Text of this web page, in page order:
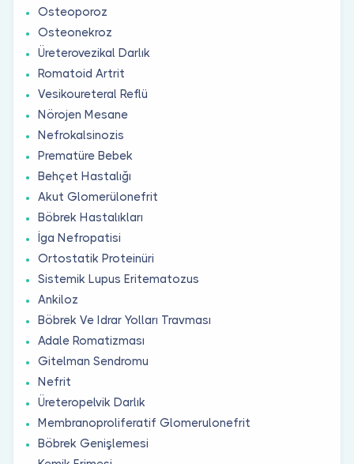
Osteoporoz
Osteonekroz
Üreterovezikal Darlık
Romatoid Artrit
Vesikoureteral Reflü
Nörojen Mesane
Nefrokalsinozis
Prematüre Bebek
Behçet Hastalığı
Akut Glomerülonefrit
Böbrek Hastalıkları
İga Nefropatisi
Ortostatik Proteinüri
Sistemik Lupus Eritematozus
Ankiloz
Böbrek Ve Idrar Yolları Travması
Adale Romatizması
Gitelman Sendromu
Nefrit
Üreteropelvik Darlık
Membranoproliferatif Glomerulonefrit
Böbrek Genişlemesi